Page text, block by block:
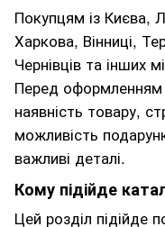
Покупцям із Києва,
Харкова, Вінниці,
Чернівців та інших
Перед
наявність товару,
можливість
важливі деталі.
Кому підійде
Цей розділ підійде